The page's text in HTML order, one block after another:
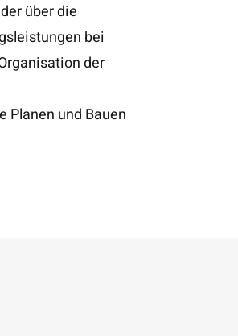
über die
bei
der
und Bauen